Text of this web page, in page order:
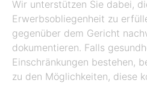
Wir unterstützen Sie dabei,
Erwerbsobliegenheit zu
gegenüber dem Gericht
dokumentieren. Falls
Einschränkungen bestehen,
zu den Möglichkeiten, diese